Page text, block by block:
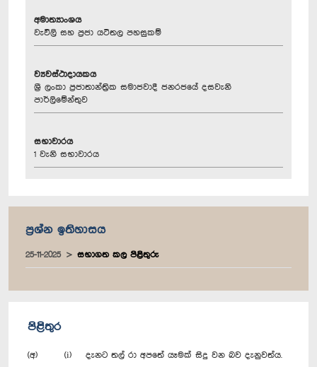
අමාත්‍යාංශය
වැවිලි සහ ප්‍රජා යටිතල පහසුකම්
ව්‍යවස්ථාදායකය
ශ්‍රී ලංකා ප්‍රජාතාන්ත්‍රික සමාජවාදී ජනරජයේ දසවැනි
පාර්ලිමේන්තුව
සභාවාරය
1 වැනි සභාවාරය
ප්‍රශ්න ඉතිහාසය
25-11-2025 සභාගත කල පිළිතුරු
පිළිතුර
(අ) (i) දැනට තල් රා අපතේ යෑමක් සිදු වන බව දැනුවත්ය.